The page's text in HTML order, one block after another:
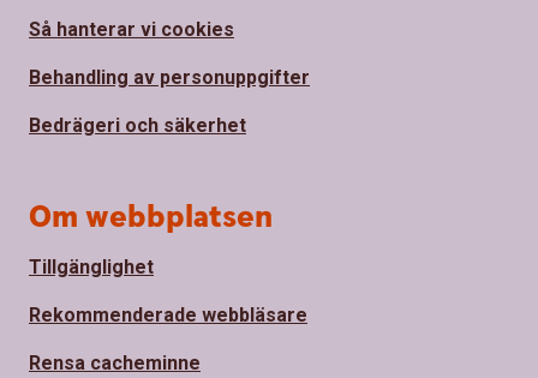
Så hanterar vi cookies
Behandling av personuppgifter
Bedrägeri och säkerhet
Om webbplatsen
Tillgänglighet
Rekommenderade webbläsare
Rensa cacheminne